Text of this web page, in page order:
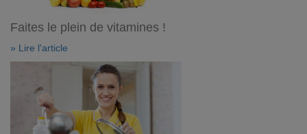
Faites le plein de vitamines !
» Lire l'article